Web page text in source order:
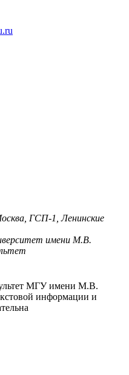
ГСП-1, Ленинские
имени М.В.
МГУ имени М.В.
информации и